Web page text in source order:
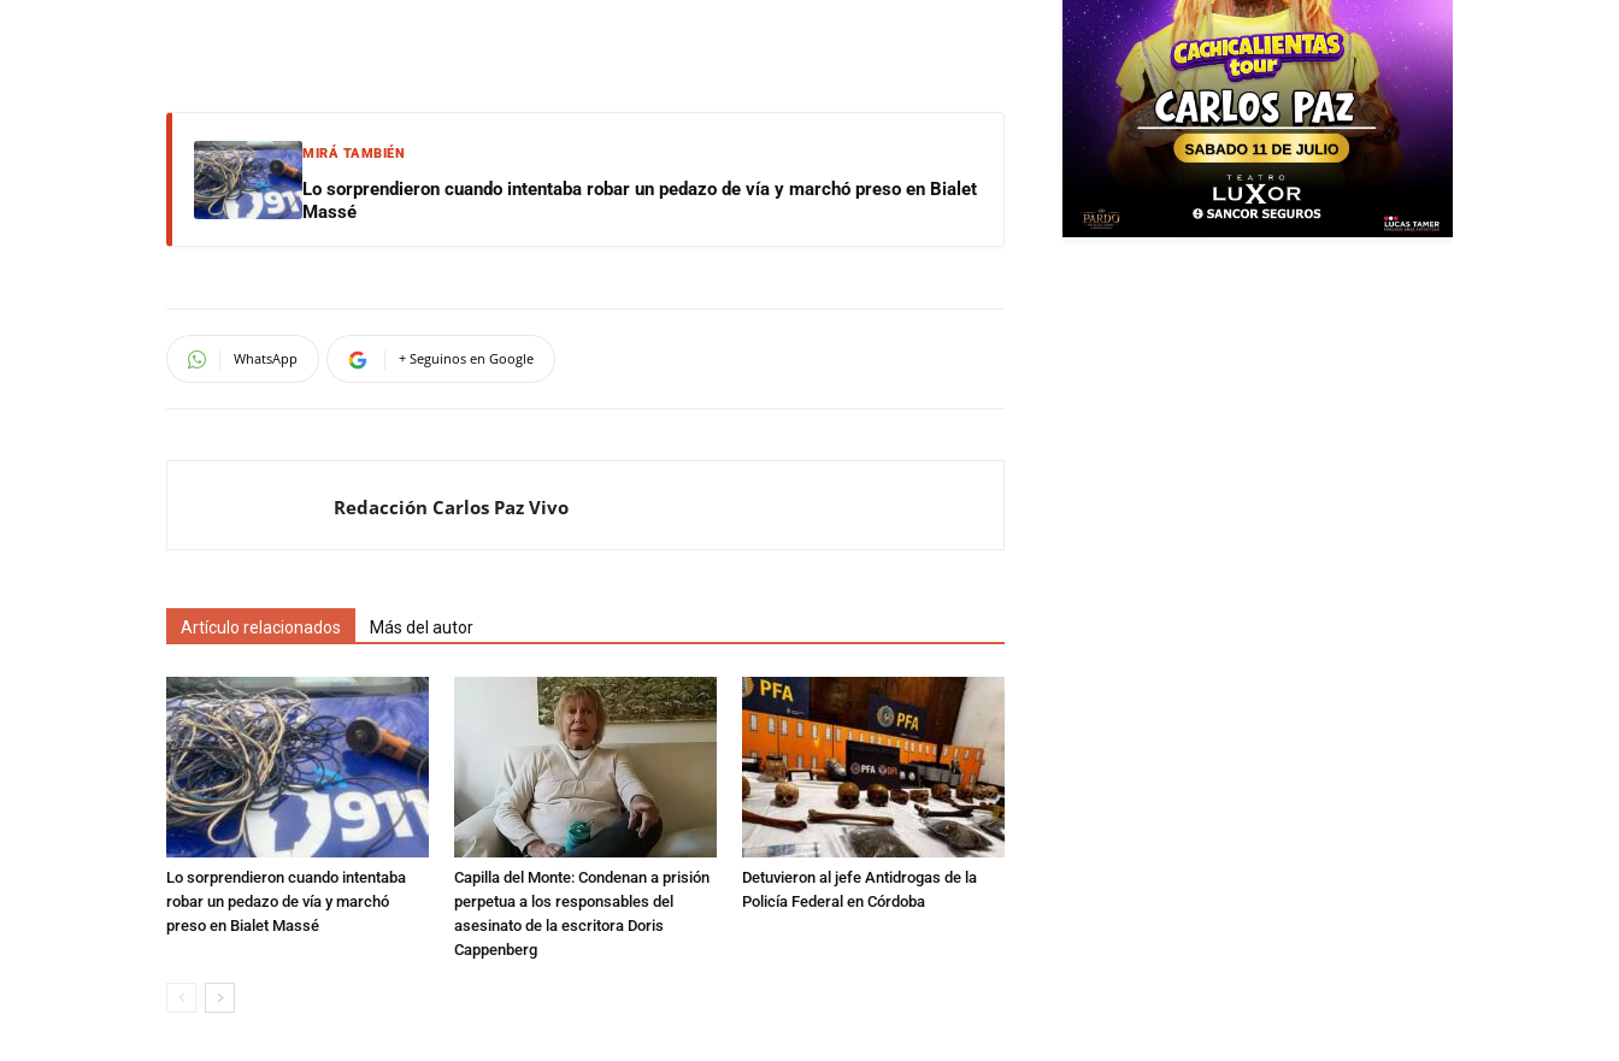
MIRÁ TAMBIÉN
Lo sorprendieron cuando intentaba robar un pedazo de vía y marchó preso en Bialet
Massé
WhatsApp + Seguinos en Google
Redacción Carlos Paz Vivo
Artículo relacionados Más del autor
Lo sorprendieron cuando intentaba
robar un pedazo de vía y marchó
preso en Bialet Massé
Capilla del Monte: Condenan a prisión
perpetua a los responsables del
asesinato de la escritora Doris
Cappenberg
Detuvieron al jefe Antidrogas de la
Policía Federal en Córdoba